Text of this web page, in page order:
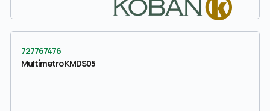
727767476
Multímetro KMDS05